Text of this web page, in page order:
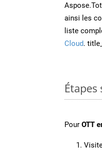
ainsi les
liste
Cloud.
Pour OTT